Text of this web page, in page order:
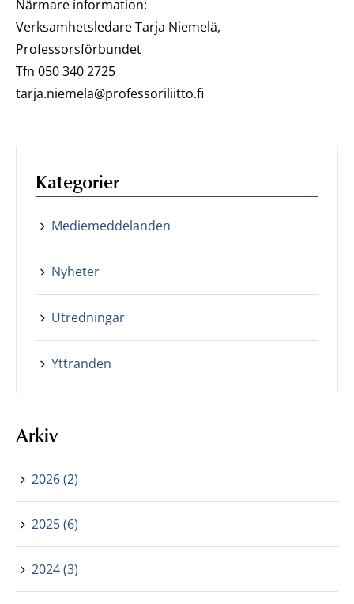
Närmare information:
Verksamhetsledare Tarja Niemelä,
Professorsförbundet
Tfn 050 340 2725
tarja.niemela@professoriliitto.fi
Kategorier
Mediemeddelanden
Nyheter
Utredningar
Yttranden
Arkiv
2026 (2)
2025 (6)
2024 (3)